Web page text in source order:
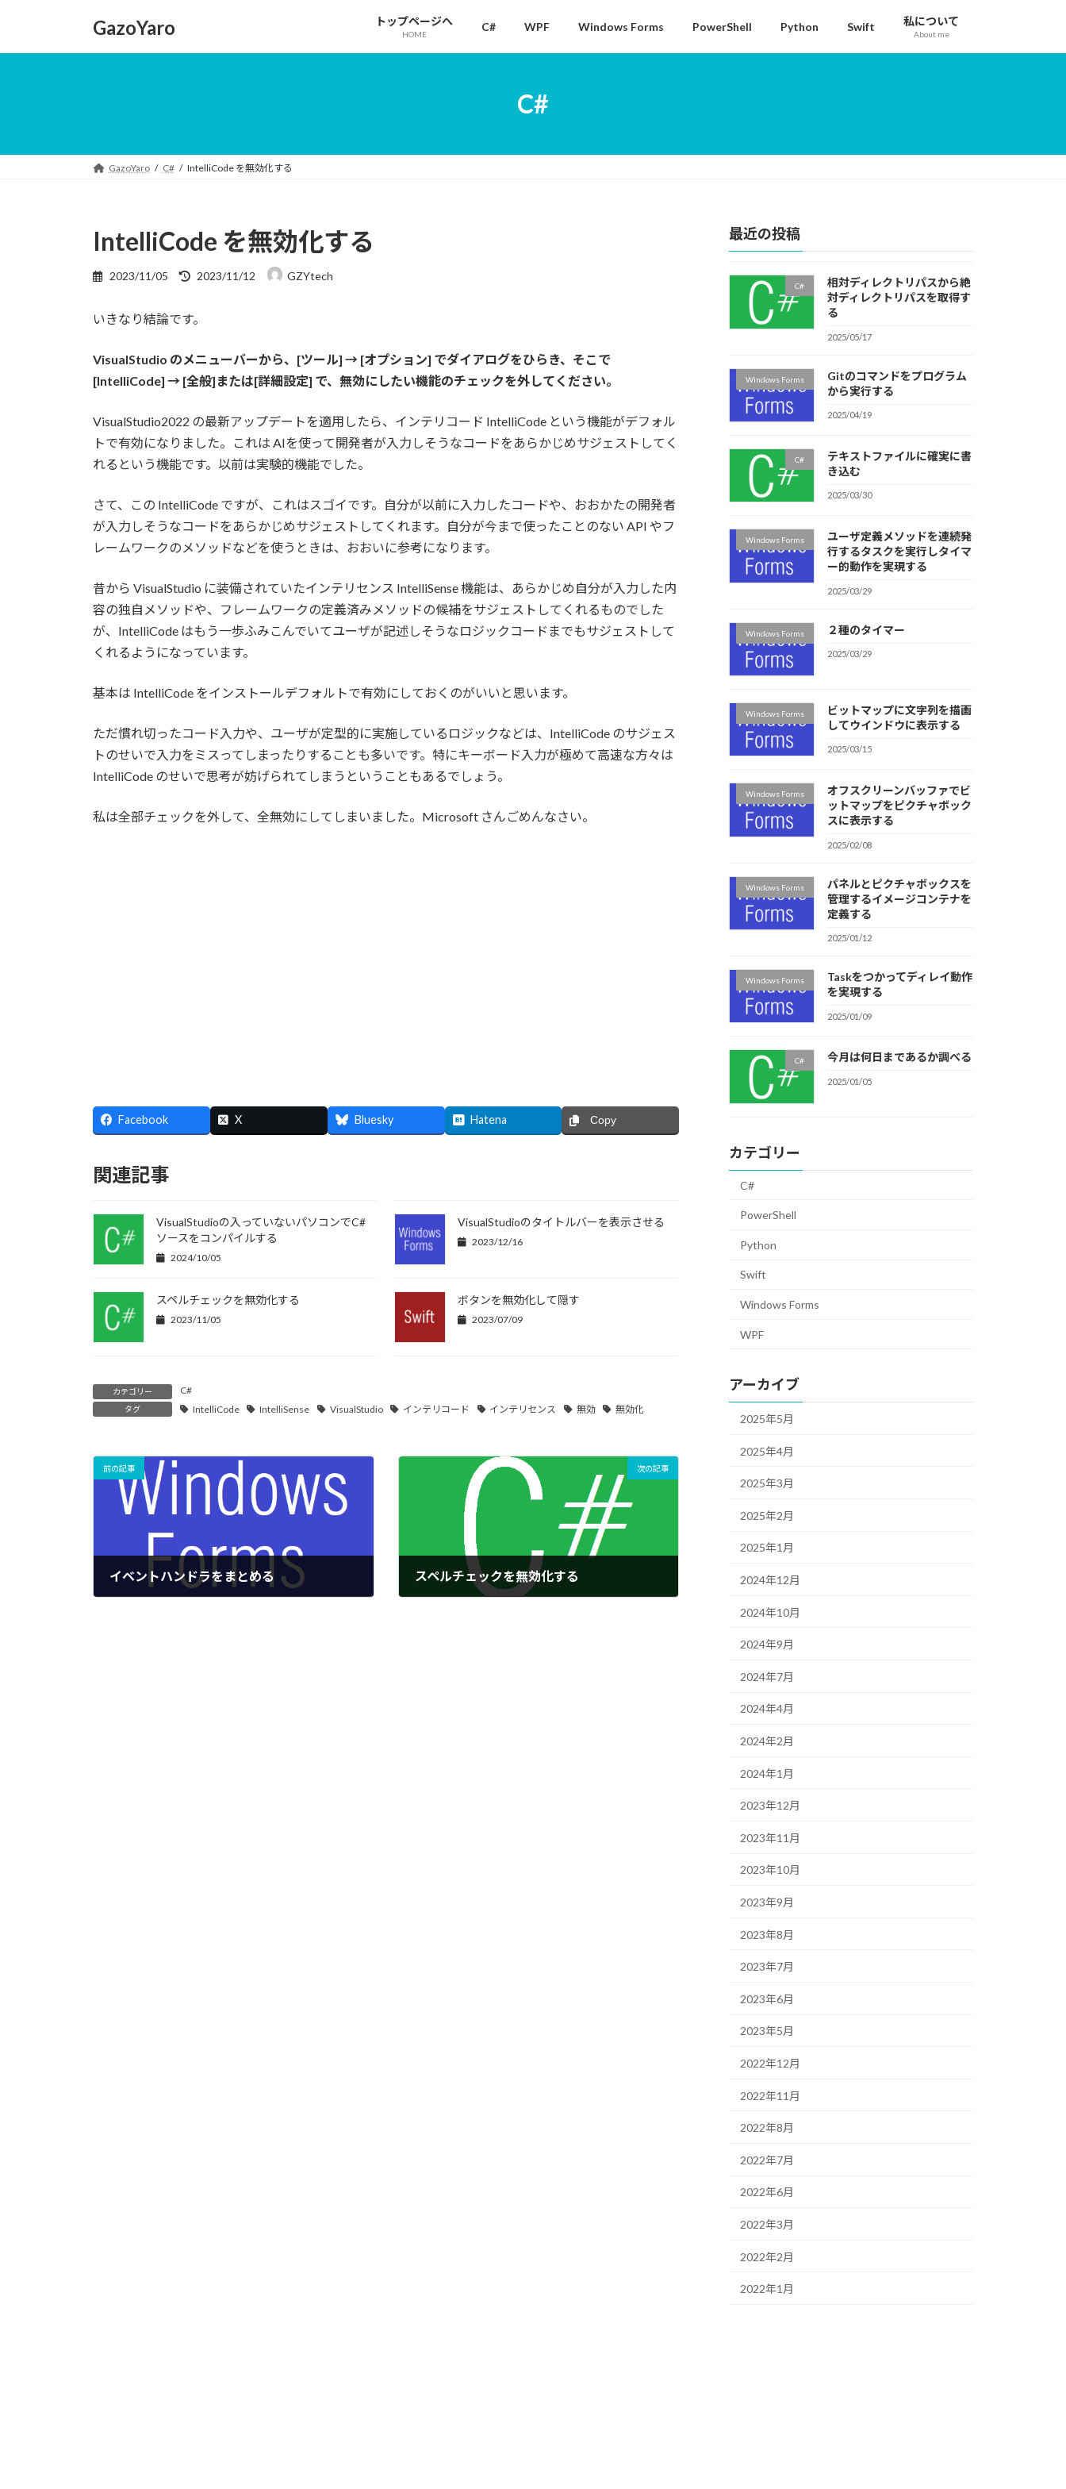
GazoYaro トップページへ
HOME
C# WPF Windows Forms PowerShell Python Swift 私について
About me
C#
GazoYaro C# IntelliCode を無効化する
IntelliCode を無効化する
2023/11/05
最
新
:
2023/11/12 GZYtech
いきなり結論です。
VisualStudio のメニューバーから、[ツール] → [オプション] でダイアログをひらき、そこで
[IntelliCode] → [全般]または[詳細設定] で、無効にしたい機能のチェックを外してください。
VisualStudio2022 の最新アップデートを適用したら、インテリコード IntelliCode という機能がデフォル
トで有効になりました。これは AIを使って開発者が入力しそうなコードをあらかじめサジェストしてく
れるという機能です。以前は実験的機能でした。
さて、この IntelliCode ですが、これはスゴイです。自分が以前に入力したコードや、おおかたの開発者
が入力しそうなコードをあらかじめサジェストしてくれます。自分が今まで使ったことのない API やフ
レームワークのメソッドなどを使うときは、おおいに参考になります。
昔から VisualStudio に装備されていたインテリセンス IntelliSense 機能は、あらかじめ自分が入力した内
容の独自メソッドや、フレームワークの定義済みメソッドの候補をサジェストしてくれるものでした
が、IntelliCode はもう一歩ふみこんでいてユーザが記述しそうなロジックコードまでもサジェストして
くれるようになっています。
基本は IntelliCode をインストールデフォルトで有効にしておくのがいいと思います。
ただ慣れ切ったコード入力や、ユーザが定型的に実施しているロジックなどは、IntelliCode のサジェス
トのせいで入力をミスってしまったりすることも多いです。特にキーボード入力が極めて高速な方々は
IntelliCode のせいで思考が妨げられてしまうということもあるでしょう。
私は全部チェックを外して、全無効にしてしまいました。Microsoft さんごめんなさい。
Facebook X Bluesky Hatena Copy
関連記事
VisualStudioの入っていないパソコンでC#
ソースをコンパイルする
2024/10/05
VisualStudioのタイトルバーを表示させる
2023/12/16
スペルチェックを無効化する
2023/11/05
ボタンを無効化して隠す
2023/07/09
カテゴリー C#
タグ IntelliCode IntelliSense VisualStudio インテリコード インテリセンス 無効 無効化
前の記事
イベントハンドラをまとめる
次の記事
スペルチェックを無効化する
最近の投稿
C#
相対ディレクトリパスから絶
対ディレクトリパスを取得す
る
2025/05/17
Windows Forms
Gitのコマンドをプログラム
から実行する
2025/04/19
C#
テキストファイルに確実に書
き込む
2025/03/30
Windows Forms
ユーザ定義メソッドを連続発
行するタスクを実行しタイマ
ー的動作を実現する
2025/03/29
Windows Forms ２種のタイマー
2025/03/29
Windows Forms
ビットマップに文字列を描画
してウインドウに表示する
2025/03/15
Windows Forms
オフスクリーンバッファでビ
ットマップをピクチャボック
スに表示する
2025/02/08
Windows Forms
パネルとピクチャボックスを
管理するイメージコンテナを
定義する
2025/01/12
Windows Forms
Taskをつかってディレイ動作
を実現する
2025/01/09
C# 今月は何日まであるか調べる
2025/01/05
カテゴリー
C#
PowerShell
Python
Swift
Windows Forms
WPF
アーカイブ
2025年5月
2025年4月
2025年3月
2025年2月
2025年1月
2024年12月
2024年10月
2024年9月
2024年7月
2024年4月
2024年2月
2024年1月
2023年12月
2023年11月
2023年10月
2023年9月
2023年8月
2023年7月
2023年6月
2023年5月
2022年12月
2022年11月
2022年8月
2022年7月
2022年6月
2022年3月
2022年2月
2022年1月